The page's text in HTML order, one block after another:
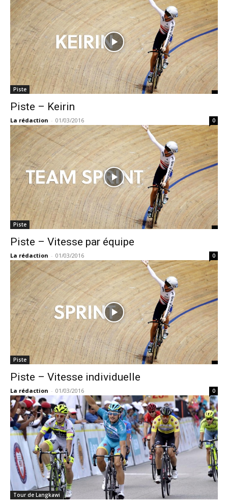
Piste
Piste – Keirin
La rédaction - 01/03/2016 0
Piste
Piste – Vitesse par équipe
La rédaction - 01/03/2016 0
Piste
Piste – Vitesse individuelle
La rédaction - 01/03/2016 0
Tour de Langkawi